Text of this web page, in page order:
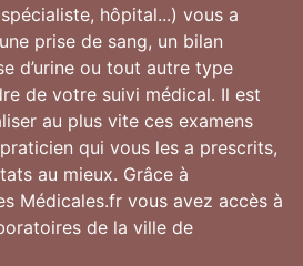
hôpital...) vous a
prise de sang, un bilan
d’urine ou tout autre type
de votre suivi médical. Il est
au plus vite ces examens
qui vous les a prescrits,
au mieux. Grâce à
Médicales.fr vous avez accès à
de la ville de